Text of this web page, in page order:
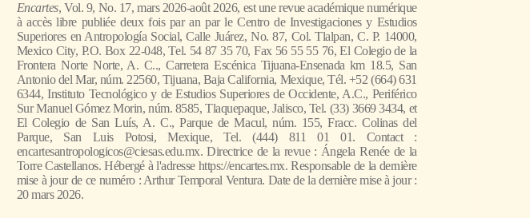
Encartes, Vol. 9, No. 17, mars 2026-août 2026, est une revue académique numérique
à accès libre publiée deux fois par an par le Centro de Investigaciones y Estudios
Superiores en Antropología Social, Calle Juárez, No. 87, Col. Tlalpan, C. P. 14000,
Mexico City, P.O. Box 22-048, Tel. 54 87 35 70, Fax 56 55 55 76, El Colegio de la
Frontera Norte Norte, A. C.., Carretera Escénica Tijuana-Ensenada km 18.5, San
Antonio del Mar, núm. 22560, Tijuana, Baja California, Mexique, Tél. +52 (664) 631
6344, Instituto Tecnológico y de Estudios Superiores de Occidente, A.C., Periférico
Sur Manuel Gómez Morin, núm. 8585, Tlaquepaque, Jalisco, Tel. (33) 3669 3434, et
El Colegio de San Luís, A. C., Parque de Macul, núm. 155, Fracc. Colinas del
Parque, San Luis Potosi, Mexique, Tel. (444) 811 01 01. Contact :
encartesantropologicos@ciesas.edu.mx. Directrice de la revue : Ángela Renée de la
Torre Castellanos. Hébergé à l'adresse https://encartes.mx. Responsable de la dernière
mise à jour de ce numéro : Arthur Temporal Ventura. Date de la dernière mise à jour :
20 mars 2026.